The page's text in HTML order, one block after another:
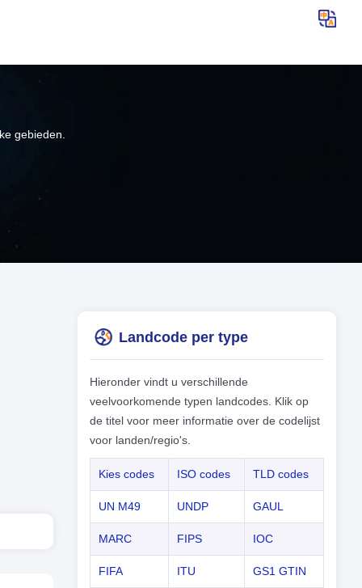
gebieden.
Landcode per type
Hieronder vindt u verschillende
veelvoorkomende typen landcodes. Klik op
de titel voor meer informatie over de codelijst
voor landen/regio's.
Kies codes ISO codes TLD codes
UN M49 UNDP GAUL
MARC FIPS IOC
FIFA ITU GS1 GTIN